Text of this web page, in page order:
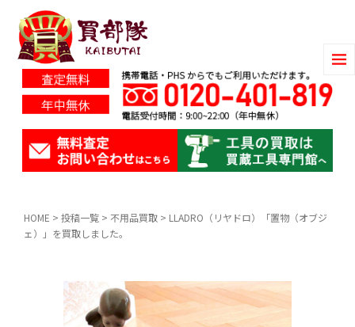
HOME > 投稿一覧 > 不用品買取 > LLADRO（リヤドロ）「置物（オブジ
ェ）」を買取しました。